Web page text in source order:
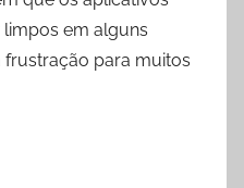
em alguns
para muitos